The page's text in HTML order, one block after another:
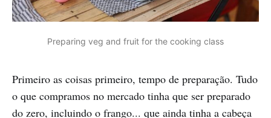
Preparing veg and fruit for the cooking class
Primeiro as coisas primeiro, tempo de preparação. Tudo
o que compramos no mercado tinha que ser preparado
do zero, incluindo o frango... que ainda tinha a cabeça